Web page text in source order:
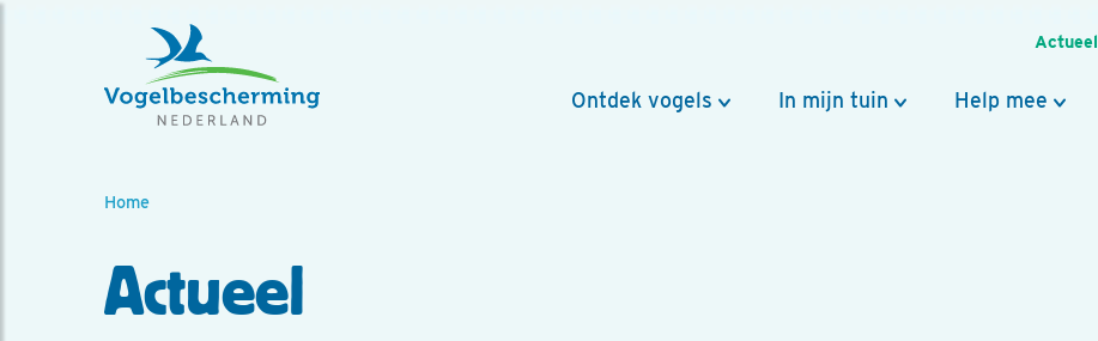
Actueel
Ontdek vogels In mijn tuin Help mee
Home
Actueel